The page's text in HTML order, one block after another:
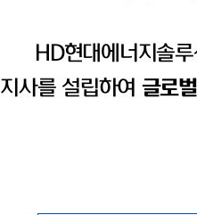
HD현대에너지솔
지사를 설립하여 글로